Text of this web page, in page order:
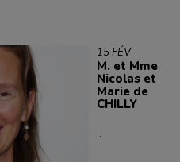
15 FÉV
M. et Mme
Nicolas et
Marie de
CHILLY
..